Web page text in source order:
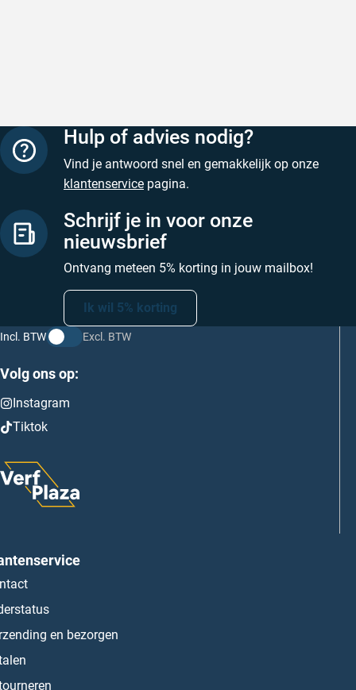
Hulp of advies nodig?
Vind je antwoord snel en gemakkelijk op onze
klantenservice pagina.
Schrijf je in voor onze
nieuwsbrief
Ontvang meteen 5% korting in jouw mailbox!
Ik wil 5% korting
Incl. BTW Excl. BTW
Volg ons op:
Instagram
Tiktok
en bezorgen